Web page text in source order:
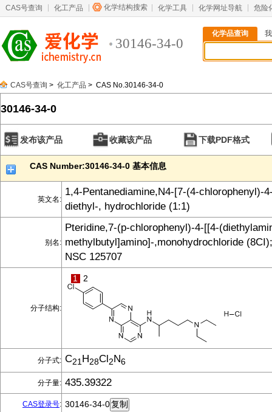
CAS号查询 化工产品 化学结构搜索 化学工具 化学网址导航 危险
30146-34-0
化学品查询
CAS号查询 > 化工产品 > CAS No.30146-34-0
30146-34-0
发布该产品 收藏该产品 下载PDF格式
CAS Number:30146-34-0 基本信息
英文名:
1,4-Pentanediamine,N4-[7-(4-chlorophenyl)-
diethyl-, hydrochloride (1:1)
别名:
Pteridine,7-(p-chlorophenyl)-4-[[4-
methylbutyl]amino]-,monohydrochloride (8CI);
NSC 125707
分子结构:
1 2
分子式: C21H28Cl2N6
分子量: 435.39322
CAS登录号: 30146-34-0